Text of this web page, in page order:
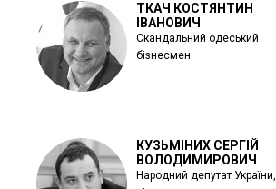
ТКАЧ КОСТЯНТИН
ІВАНОВИЧ
Скандальний одеський
бізнесмен
КУЗЬМІНИХ СЕРГІЙ
ВОЛОДИМИРОВИЧ
Народний депутат України,